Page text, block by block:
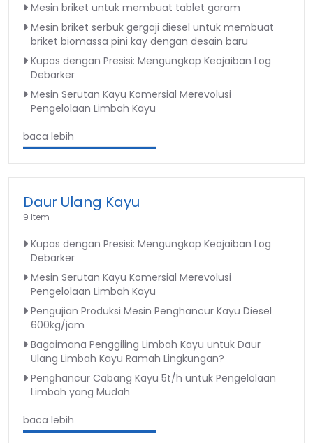
Mesin briket untuk membuat tablet garam
Mesin briket serbuk gergaji diesel untuk membuat
briket biomassa pini kay dengan desain baru
Kupas dengan Presisi: Mengungkap Keajaiban Log
Debarker
Mesin Serutan Kayu Komersial Merevolusi
Pengelolaan Limbah Kayu
baca lebih
Daur Ulang Kayu
9 Item
Kupas dengan Presisi: Mengungkap Keajaiban Log
Debarker
Mesin Serutan Kayu Komersial Merevolusi
Pengelolaan Limbah Kayu
Pengujian Produksi Mesin Penghancur Kayu Diesel
600kg/jam
Bagaimana Penggiling Limbah Kayu untuk Daur
Ulang Limbah Kayu Ramah Lingkungan?
Penghancur Cabang Kayu 5t/h untuk Pengelolaan
Limbah yang Mudah
baca lebih